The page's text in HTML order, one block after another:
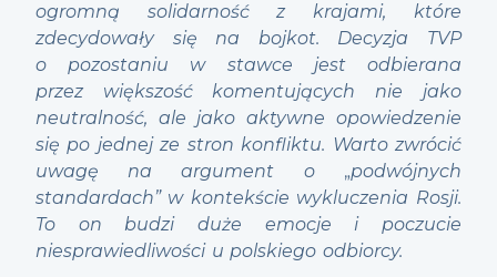
ogromną solidarność z krajami, które
zdecydowały się na bojkot. Decyzja TVP
o pozostaniu w stawce jest odbierana
przez większość komentujących nie jako
neutralność, ale jako aktywne opowiedzenie
się po jednej ze stron konfliktu. Warto zwrócić
uwagę na argument o „podwójnych
standardach” w kontekście wykluczenia Rosji.
To on budzi duże emocje i poczucie
niesprawiedliwości u polskiego odbiorcy.